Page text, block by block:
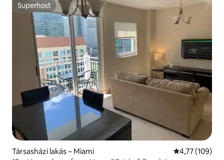
Superhost
Superhost
Társasházi lakás – Miami Átlagos
4,77 (109)